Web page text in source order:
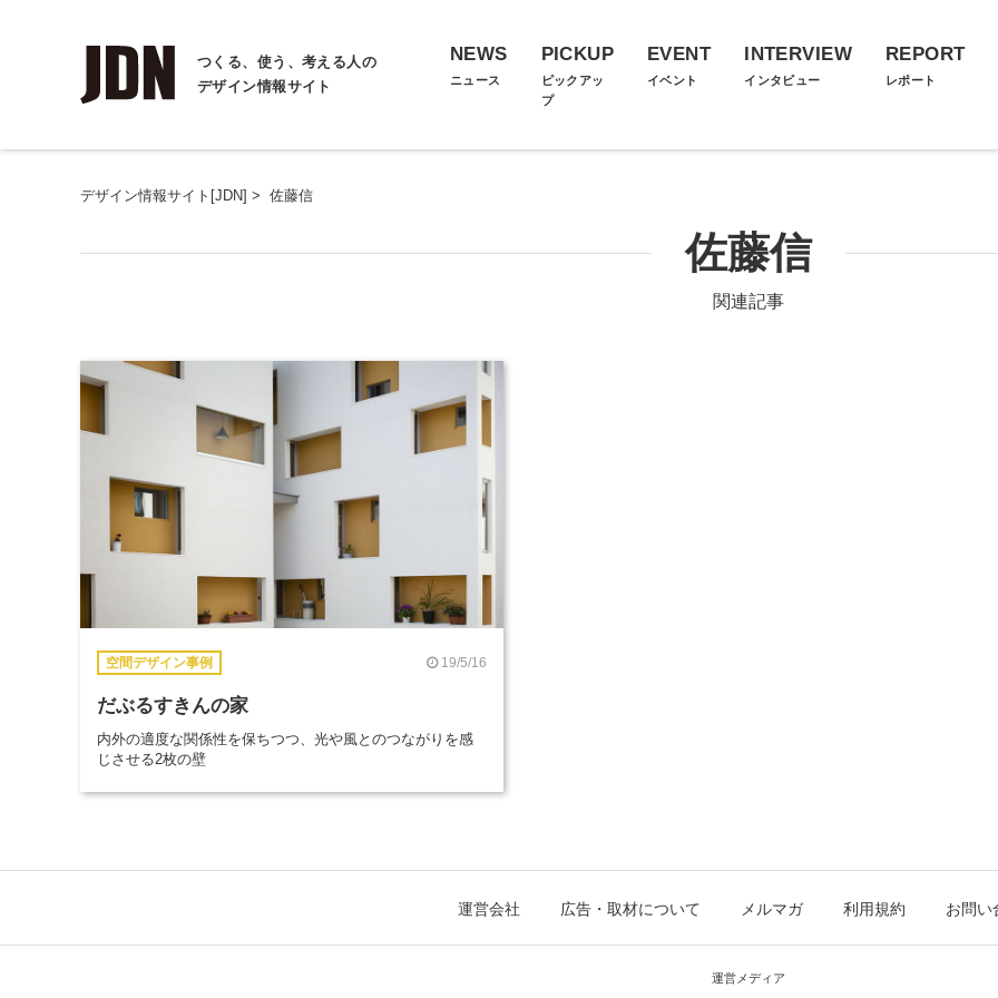
つくる、使う、考える人の
デザイン情報サイト
NEWS
ニュース
PICKUP
ピックアッ
プ
EVENT
イベント
INTERVIEW
インタビュー
REPORT
レポート
デザイン情報サイト[JDN] > 佐藤信
佐藤信
関連記事
空間デザイン事例 19/5/16
だぶるすきんの家
内外の適度な関係性を保ちつつ、光や風とのつながりを感
じさせる2枚の壁
運営会社 広告・取材について メルマガ 利用規約 お問い
運営メディア